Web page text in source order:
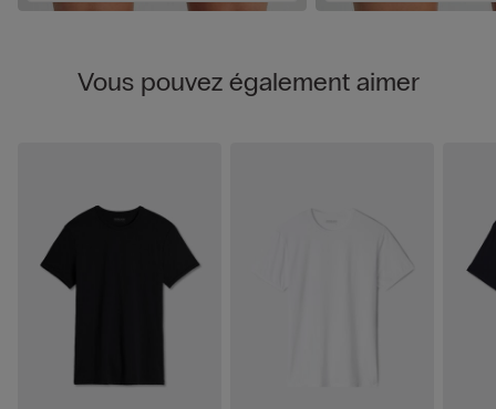
Vous pouvez également aimer